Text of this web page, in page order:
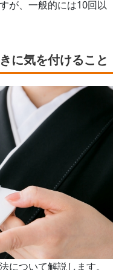
が、一般的には10回以
に気を付けること
について解説します。